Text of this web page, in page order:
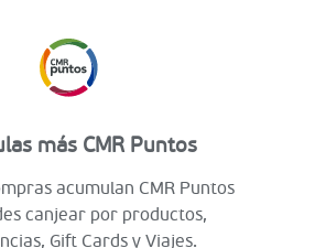
más CMR Puntos
acumulan CMR Puntos
canjear por productos,
Gift Cards y Viajes.